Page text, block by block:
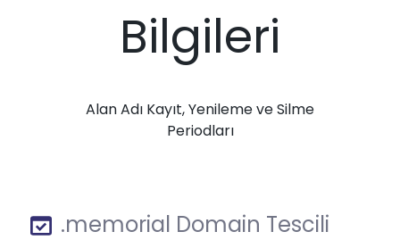
Bilgileri
Alan Adı Kayıt, Yenileme ve Silme
Periodları
.memorial Domain Tescili